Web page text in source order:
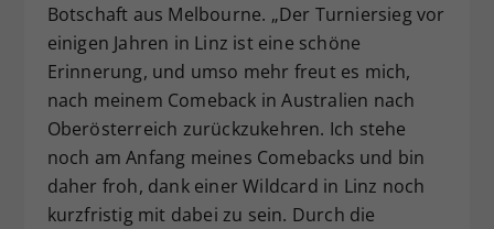
Botschaft aus Melbourne. „Der Turniersieg vor
einigen Jahren in Linz ist eine schöne
Erinnerung, und umso mehr freut es mich,
nach meinem Comeback in Australien nach
Oberösterreich zurückzukehren. Ich stehe
noch am Anfang meines Comebacks und bin
daher froh, dank einer Wildcard in Linz noch
kurzfristig mit dabei zu sein. Durch die